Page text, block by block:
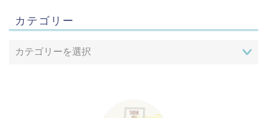
カテゴリー